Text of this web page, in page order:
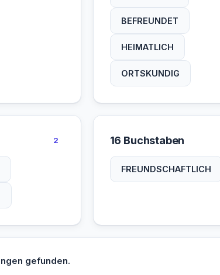
BEFREUNDET
HEIMATLICH
ORTSKUNDIG
2 16 Buchstaben
FREUNDSCHAFTLICH
gefunden.